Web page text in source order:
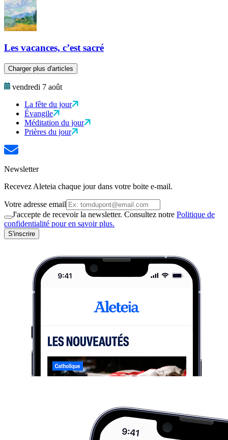
Les vacances, c’est sacré
Charger plus d'articles
vendredi 7 août
La fête du jour
Évangile
Méditation du jour
Prières du jour
Newsletter
Recevez Aleteia chaque jour dans votre boite e-mail.
Votre adresse email
J'accepte de recevoir la newsletter. Consultez notre Politique de
confidentialité pour en savoir plus.
S'inscrire